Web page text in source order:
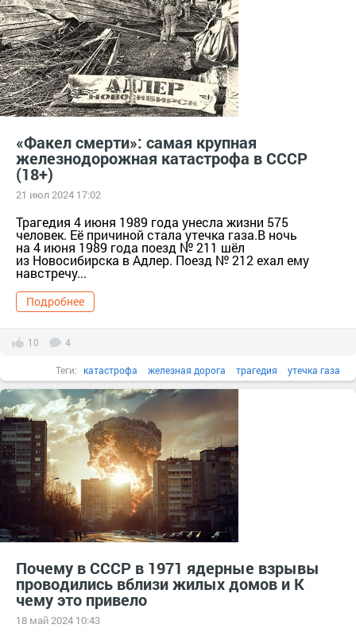
«Факел смерти»: самая крупная
железнодорожная катастрофа в СССР
(18+)
21 июл 2024 17:02
Трагедия 4 июня 1989 года унесла жизни 575
человек. Её причиной стала утечка газа.В ночь
на 4 июня 1989 года поезд № 211 шёл
из Новосибирска в Адлер. Поезд № 212 ехал ему
навстречу...
Подробнее
10 4
Теги: катастрофа железная дорога трагедия утечка газа
Почему в СССР в 1971 ядерные взрывы
проводились вблизи жилых домов и К
чему это привело
18 май 2024 10:43